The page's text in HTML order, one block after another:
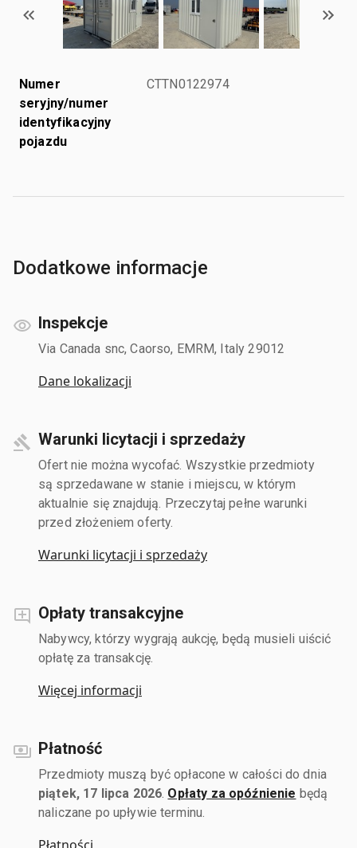
Numer
seryjny/numer
identyfikacyjny
pojazdu
CTTN0122974
Dodatkowe informacje
Inspekcje
Via Canada snc, Caorso, EMRM, Italy 29012
Dane lokalizacji
Warunki licytacji i sprzedaży
Ofert nie można wycofać. Wszystkie przedmioty
są sprzedawane w stanie i miejscu, w którym
aktualnie się znajdują. Przeczytaj pełne warunki
przed złożeniem oferty.
Warunki licytacji i sprzedaży
Opłaty transakcyjne
Nabywcy, którzy wygrają aukcję, będą musieli uiścić
opłatę za transakcję.
Więcej informacji
Płatność
Przedmioty muszą być opłacone w całości do dnia
piątek, 17 lipca 2026 Opłaty za opóźnienie będą
naliczane po upływie terminu.